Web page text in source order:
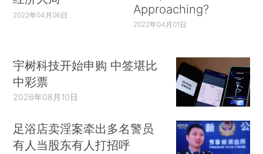
2022年04月06日
Approaching?
2022年04月01日
宇树科技开始申购 中签堪比
中彩票
2026年08月10日
足浴店卖淫案牵出多名警员
有人当股东有人打招呼